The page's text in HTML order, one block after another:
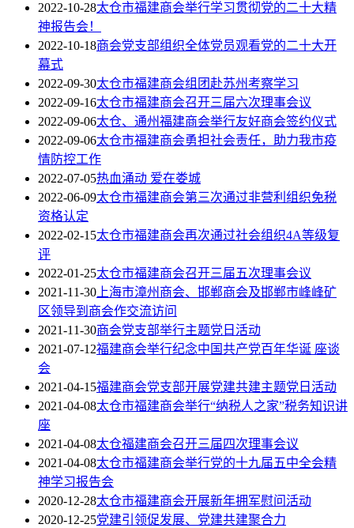
2022-10-28太仓市福建商会举行学习贯彻党的二十大精
神报告会！
2022-10-18商会党支部组织全体党员观看党的二十大开
幕式
2022-09-30太仓市福建商会组团赴苏州考察学习
2022-09-16太仓市福建商会召开三届六次理事会议
2022-09-06太仓、通州福建商会举行友好商会签约仪式
2022-09-06太仓市福建商会勇担社会责任，助力我市疫
情防控工作
2022-07-05热血涌动 爱在娄城
2022-06-09太仓市福建商会第三次通过非营利组织免税
资格认定
2022-02-15太仓市福建商会再次通过社会组织4A等级复
评
2022-01-25太仓市福建商会召开三届五次理事会议
2021-11-30上海市漳州商会、邯郸商会及邯郸市峰峰矿
区领导到商会作交流访问
2021-11-30商会党支部举行主题党日活动
2021-07-12福建商会举行纪念中国共产党百年华诞 座谈
会
2021-04-15福建商会党支部开展党建共建主题党日活动
2021-04-08太仓市福建商会举行“纳税人之家”税务知识讲
座
2021-04-08太仓福建商会召开三届四次理事会议
2021-04-08太仓市福建商会举行党的十九届五中全会精
神学习报告会
2020-12-28太仓市福建商会开展新年拥军慰问活动
2020-12-25党建引领促发展、党建共建聚合力